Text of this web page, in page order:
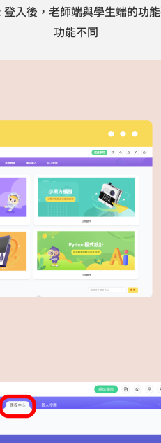
登入後，老師端與學生端的功
功能不同